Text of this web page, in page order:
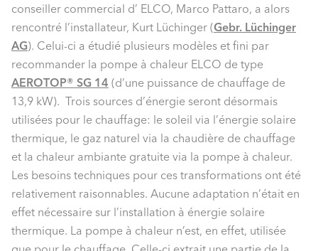
conseiller commercial d’ ELCO, Marco Pattaro, a alors
rencontré l’installateur, Kurt Lüchinger (Gebr. Lüchinger
AG). Celui-ci a étudié plusieurs modèles et fini par
recommander la pompe à chaleur ELCO de type
AEROTOP® SG 14 (d’une puissance de chauffage de
13,9 kW). Trois sources d’énergie seront désormais
utilisées pour le chauffage: le soleil via l’énergie solaire
thermique, le gaz naturel via la chaudière de chauffage
et la chaleur ambiante gratuite via la pompe à chaleur.
Les besoins techniques pour ces transformations ont été
relativement raisonnables. Aucune adaptation n’était en
effet nécessaire sur l’installation à énergie solaire
thermique. La pompe à chaleur n’est, en effet, utilisée